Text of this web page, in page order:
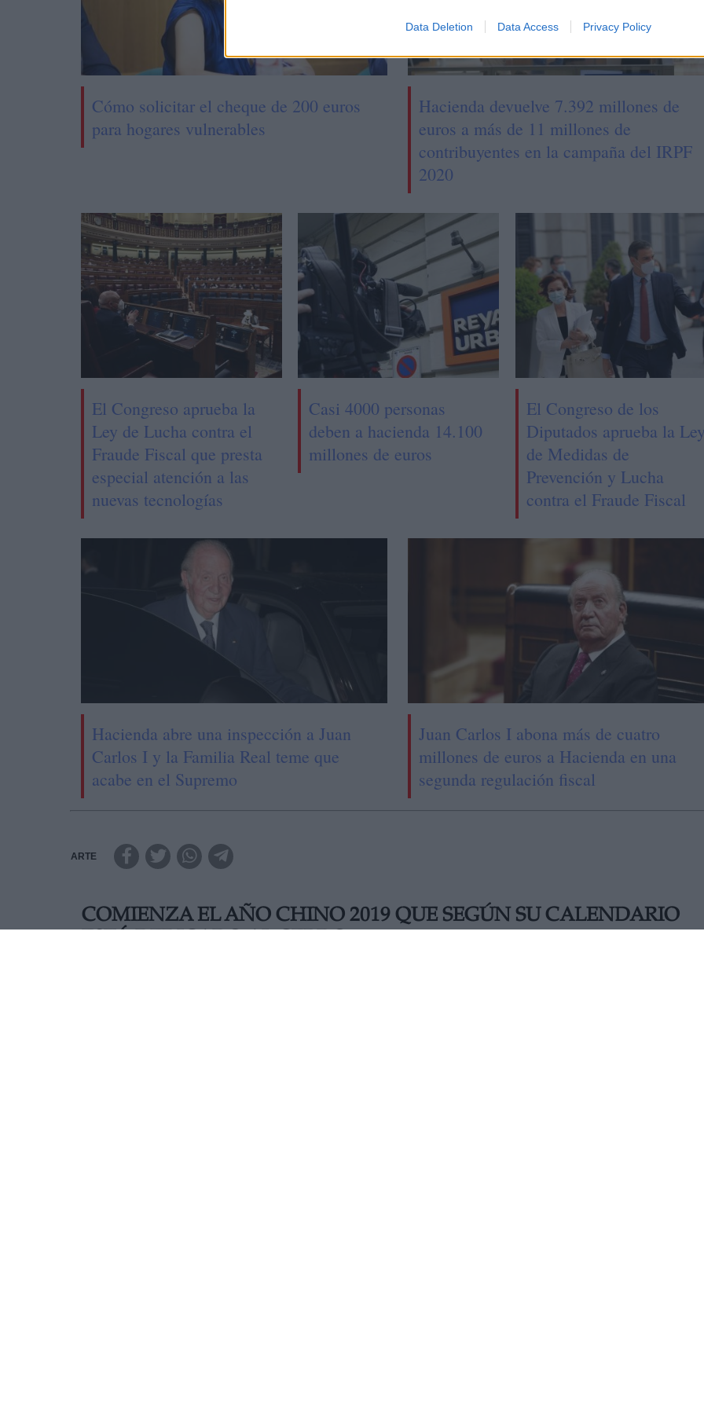
Data Deletion Data Access Privacy Policy
Cómo solicitar el cheque de 200 euros
para hogares vulnerables
Hacienda devuelve 7.392 millones de
euros a más de 11 millones de
contribuyentes en la campaña del IRPF
2020
El Congreso aprueba la
Ley de Lucha contra el
Fraude Fiscal que presta
especial atención a las
nuevas tecnologías
Casi 4000 personas
deben a hacienda 14.100
millones de euros
El Congreso de los
Diputados aprueba la
de Medidas de
Prevención y Lucha
contra el Fraude Fiscal
Hacienda abre una inspección a Juan
Carlos I y la Familia Real teme que
acabe en el Supremo
Juan Carlos I abona más de cuatro
millones de euros a Hacienda en una
segunda regulación fiscal
ARTE
COMIENZA EL AÑO CHINO 2019 QUE SEGÚN SU CALENDARIO